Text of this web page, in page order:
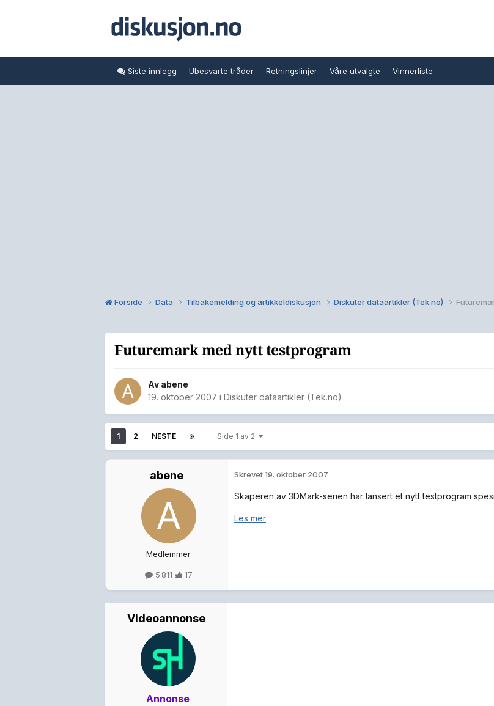
Siste innlegg Ubesvarte tråder Retningslinjer Våre utvalgte Vinnerliste
Forside Data Tilbakemelding og artikkeldiskusjon Diskuter dataartikler (Tek.no)
Futuremark med nytt testprogram
Av abene
19. oktober 2007 i Diskuter dataartikler (Tek.no)
1 2 NESTE Side 1 av 2
abene
Medlemmer
5 811 17
Skrevet19. oktober 2007
Skaperen av 3DMark-serien har lansert et nytt testprogram
Les mer
Videoannonse
Annonse